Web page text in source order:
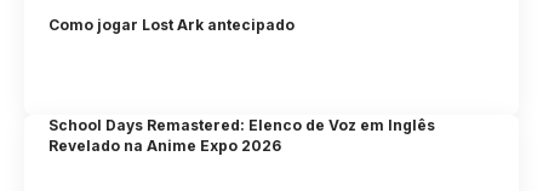
Como jogar Lost Ark antecipado
School Days Remastered: Elenco de Voz em Inglês
Revelado na Anime Expo 2026